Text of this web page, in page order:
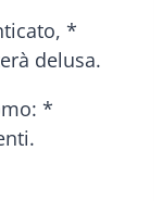
*
delusa.
*